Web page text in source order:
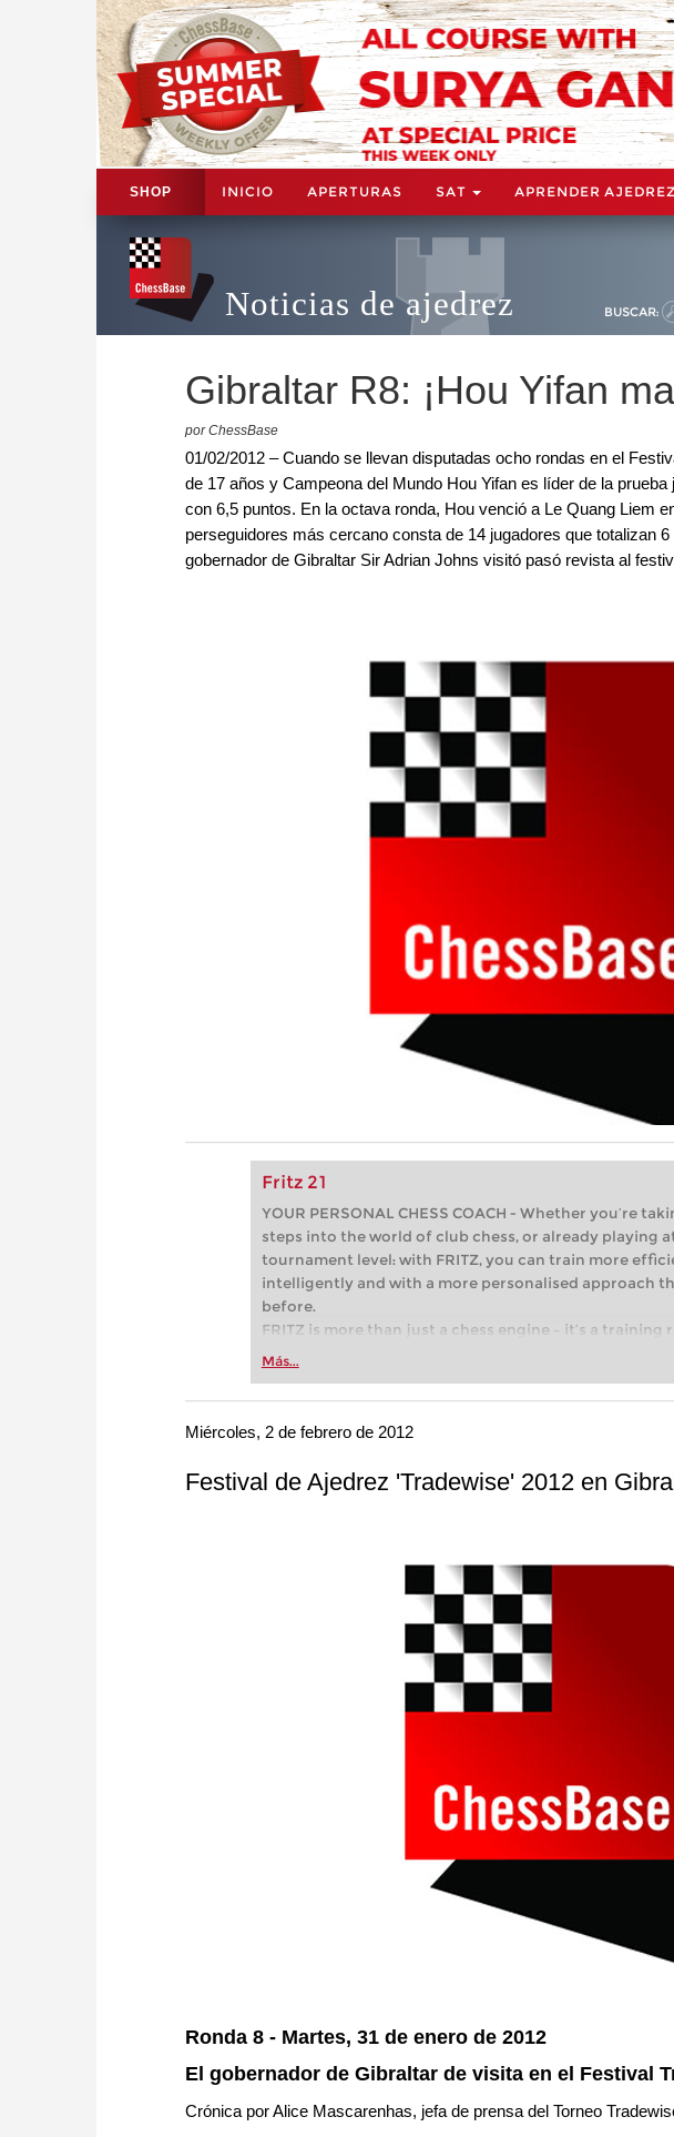
SHOP INICIO APERTURAS SAT APRENDER AJEDREZ
Noticias de ajedrez BUSCAR:
Gibraltar R8: ¡Hou Yifan
por ChessBase
01/02/2012 – Cuando se llevan disputadas ocho rondas en el
de 17 años y Campeona del Mundo Hou Yifan es líder de la
con 6,5 puntos. En la octava ronda, Hou venció a Le Quang Liem
perseguidores más cercano consta de 14 jugadores que totalizan
gobernador de Gibraltar Sir Adrian Johns visitó pasó revista al
Fritz 21
YOUR PERSONAL CHESS COACH - Whether you’re
steps into the world of club chess, or already playing
tournament level: with FRITZ, you can train more
intelligently and with a more personalised approach
before.
FRITZ is more than just a chess engine – it’s a training
Whether you’re taking your first steps into the world of
more efficiently, intelligently and with a more
approach than ever before.
Más...
Miércoles, 2 de febrero de 2012
Festival de Ajedrez 'Tradewise' 2012 en
Ronda 8 - Martes, 31 de enero de 2012
El gobernador de Gibraltar de visita en el Festival
Crónica por Alice Mascarenhas, jefa de prensa del Torneo